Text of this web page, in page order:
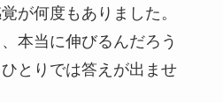
が何度もありました。
本当に伸びるんだろう
とりでは答えが出ませ